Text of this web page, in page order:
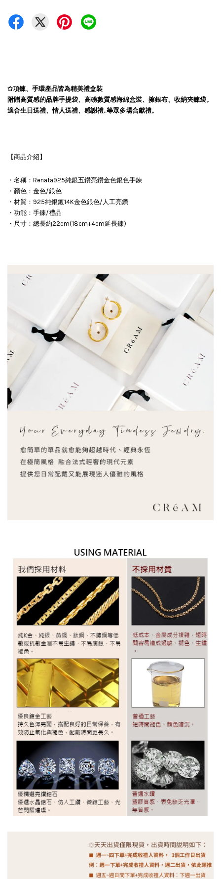
✩項鍊、手環產品皆為精美禮盒裝
附贈高質感的品牌手提袋、高磅數質感海綿盒裝、擦銀布、收納夾鍊袋。
適合生日送禮、情人送禮、感謝禮..等眾多場合獻禮。
【商品介紹】
・名稱：Renata925純銀五鑽亮鑽金色銀色手鍊
・顏色：金色/銀色
・材質：925純銀鍍14K金色銀色/人工亮鑽
・功能：手鍊/禮品
・尺寸：總長約22cm(18cm+4cm延長鍊)